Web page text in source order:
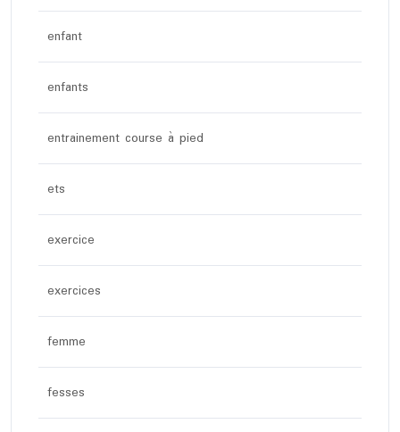
enfant
enfants
entrainement course à pied
ets
exercice
exercices
femme
fesses